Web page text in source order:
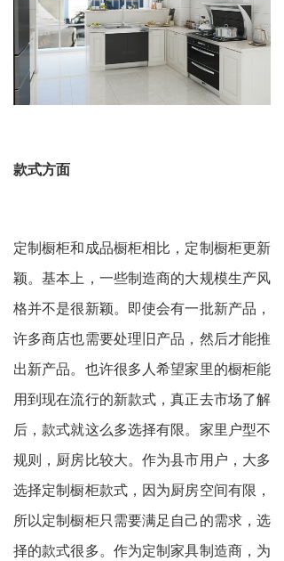
款式方面
定制橱柜和成品橱柜相比，定制橱柜更新
颖。基本上，一些制造商的大规模生产风
格并不是很新颖。即使会有一批新产品，
许多商店也需要处理旧产品，然后才能推
出新产品。也许很多人希望家里的橱柜能
用到现在流行的新款式，真正去市场了解
后，款式就这么多选择有限。家里户型不
规则，厨房比较大。作为县市用户，大多
选择定制橱柜款式，因为厨房空间有限，
所以定制橱柜只需要满足自己的需求，选
择的款式很多。作为定制家具制造商，为